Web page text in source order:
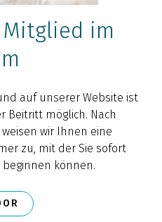
Mitglied im
auf unserer Website ist
Beitritt möglich. Nach
wir Ihnen eine
zu, mit der Sie sofort
können.